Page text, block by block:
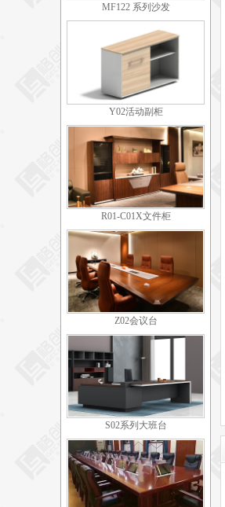
MF122 系列沙发
Y02活动副柜
R01-C01X文件柜
Z02会议台
S02系列大班台